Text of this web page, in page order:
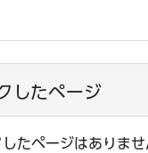
したページ
たページはありませ